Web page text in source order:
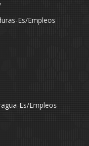
Es/empleos
Es/empleos